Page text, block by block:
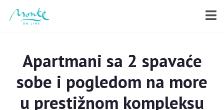
Apartmani sa 2 spavaće
sobe i pogledom na more
u prestižnom kompleksu